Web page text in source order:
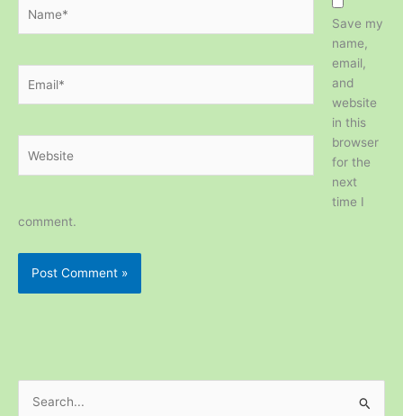
Save my
name,
email,
and
website
in this
browser
for the
next
time I
comment.